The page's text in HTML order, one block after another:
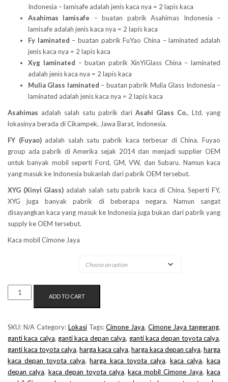
Indonesia – lamisafe adalah jenis kaca nya = 2 lapis kaca
Asahimas lamisafe – buatan pabrik Asahimas Indonesia –
lamisafe adalah jenis kaca nya = 2 lapis kaca
Fy laminated – buatan pabrik FuYao China – laminated adalah
jenis kaca nya = 2 lapis kaca
Xyg laminated – buatan pabrik XinYiGlass China – laminated
adalah jenis kaca nya = 2 lapis kaca
Mulia Glass laminated – buatan pabrik Mulia Glass Indonesia –
laminated adalah jenis kaca nya = 2 lapis kaca
Asahimas adalah salah satu pabrik dari Asahi Glass Co., Ltd. yang
lokasinya berada di Cikampek, Jawa Barat, Indonesia.
FY (Fuyao)adalah salah satu pabrik kaca terbesar di China. Fuyao
group ada pabrik di Amerika sejak 2014 dan menjadi supplier OEM
untuk banyak mobil seperti Ford, GM, VW, dan Subaru. Namun kaca
yang masuk ke Indonesia bukanlah dari pabrik OEM tersebut.
XYG (Xinyi Glass) adalah salah satu pabrik kaca di China. Seperti FY,
XYG juga banyak pabrik di beberapa negara. Namun sangat
disayangkan kaca yang masuk ke Indonesia juga bukan dari pabrik yang
supply ke OEM tersebut.
Kaca mobil Cimone Jaya
KACA
MOBIL
JAYA
QUANTITY
ADD TO CART
SKU: N/A Category: Lokasi Tags:Cimone Jaya,Cimone Jaya tangerang,
ganti kaca calya, ganti kaca depan calya, ganti kaca depan toyota calya,
ganti kaca toyota calya, harga kaca calya, harga kaca depan calya, harga
kaca depan toyota calya,harga kaca toyota calya, kaca calya,kaca
depan calya, kaca depan toyota calya,kaca mobil Cimone Jaya,kaca